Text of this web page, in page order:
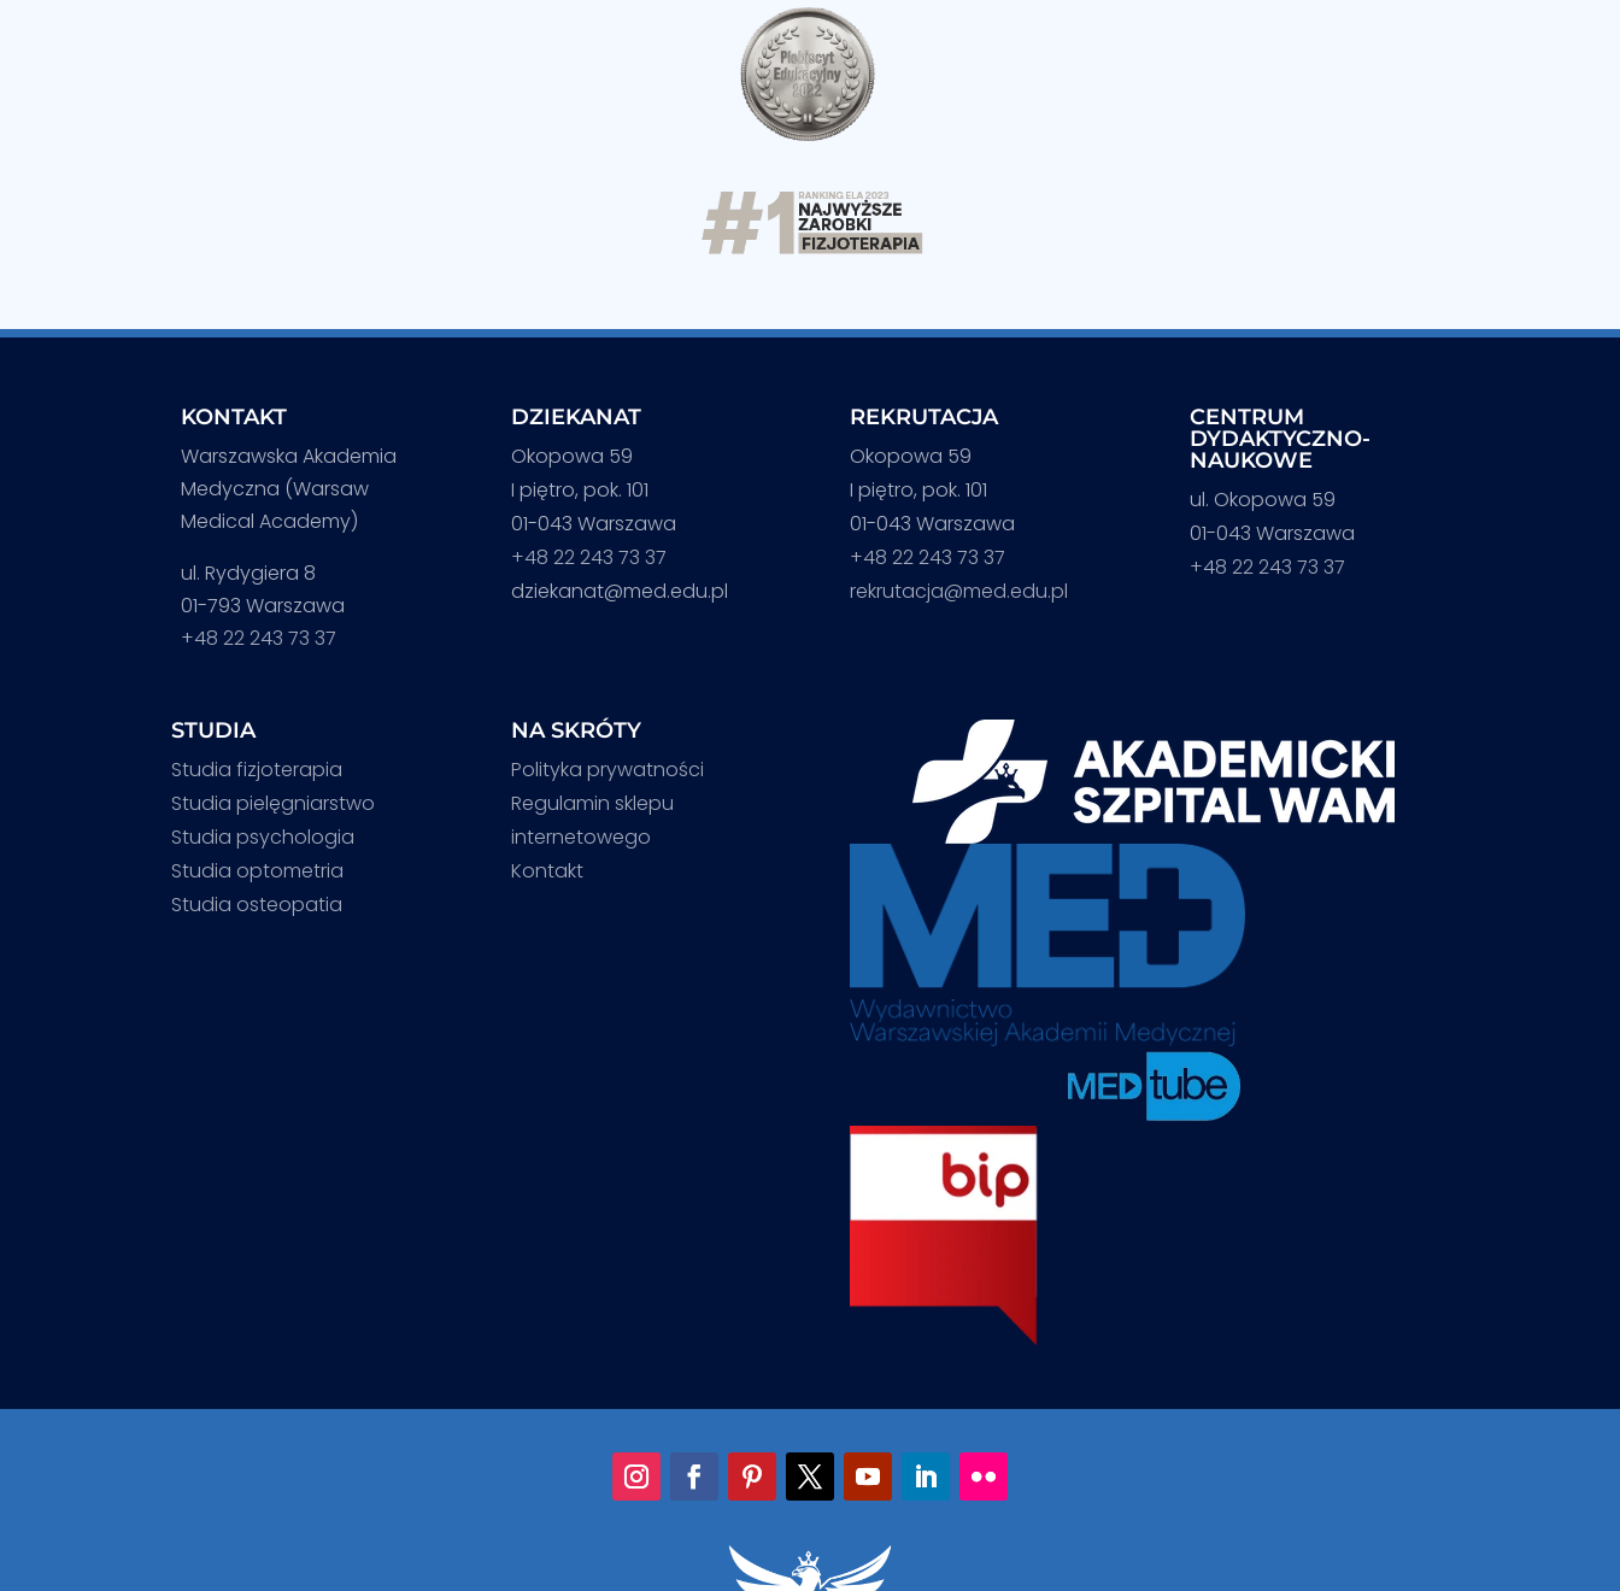
KONTAKT
Warszawska Akademia
Medyczna (Warsaw
Medical Academy)
ul. Rydygiera 8
01-793 Warszawa
+48 22 243 73 37
DZIEKANAT
Okopowa 59
I piętro, pok. 101
01-043 Warszawa
+48 22 243 73 37
dziekanat@med.edu.pl
REKRUTACJA
Okopowa 59
I piętro, pok. 101
01-043 Warszawa
+48 22 243 73 37
rekrutacja@med.edu.pl
CENTRUM
DYDAKTYCZNO-
NAUKOWE
ul. Okopowa 59
01-043 Warszawa
+48 22 243 73 37
STUDIA
Studia fizjoterapia
Studia pielęgniarstwo
Studia psychologia
Studia optometria
Studia osteopatia
NA SKRÓTY
Polityka prywatności
Regulamin sklepu
internetowego
Kontakt